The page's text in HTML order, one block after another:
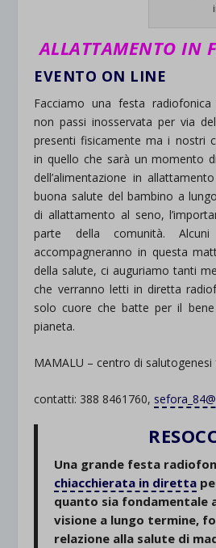
ALLATTAMENTO IN
EVENTO ON LINE
Facciamo una festa
non passi inosservata per via
presenti fisicamente ma i nostri
in quello che sarà un momento
dell’alimentazione in
buona salute del bambino a
di allattamento al seno,
parte della comunità.
accompagneranno in questa
della salute, ci auguriamo tanti
che verranno letti in diretta
solo cuore che batte per il
pianeta.
MAMALU – centro di salutogenesi
contatti: 388 8461760,
Una grande festa
chiacchierata in diretta
quanto sia fondamentale
visione a lungo termine,
relazione alla salute di